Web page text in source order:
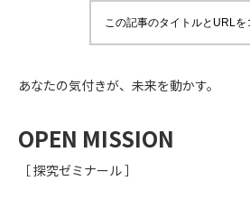
この記事のタイトルとURLを
あなたの気付きが、未来を動かす。
OPEN MISSION
［ 探究ゼミナール ］